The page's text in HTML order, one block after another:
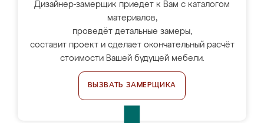
Дизайнер-замерщик приедет к Вам с каталогом
материалов,
проведёт детальные замеры,
составит проект и сделает окончательный расчёт
стоимости Вашей будущей мебели.
ВЫЗВАТЬ ЗАМЕРЩИКА